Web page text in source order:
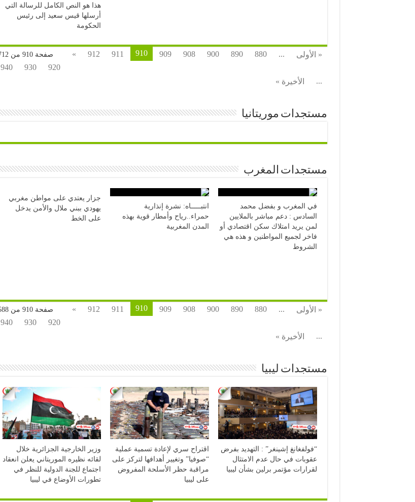
هذا هو النص الكامل للرسالة التي
أرسلها قيس سعيد إلى رئيس
الحكومة
صفحة 910 من 1٬712 « الأولى ...
880
890
900
908
909
910
911
912
»
920
930
940
...
الأخيرة »
مستجدات موريتانيا
مستجدات المغرب
في المغرب و بفضل محمد
السادس : دعم مباشر بالملايين
لمن يريد امتلاك سكن اقتصادي أو
فاخر لجميع المواطنين و هذه هي
الشروط
انتبـــــاه: نشرة إنذارية
حمراء..رياح وأمطار قوية بهذه
المدن المغربية
جزار يعتدي على مواطن مغربي
يهودي ببني ملال والأمن يدخل
على الخط
صفحة 910 من 6٬588 « الأولى ...
880
890
900
908
909
910
911
912
»
920
930
940
...
الأخيرة »
مستجدات ليبيا
“فولفغانغ إشينغر” : التهديد بفرض
عقوبات في حال عدم الامتثال
لقرارات مؤتمر برلين بشأن ليبيا
اقتراح سري لإعادة تسمية عملية
“صوفيا” وتغيير أهدافها لتركز على
مراقبة حظر الأسلحة المفروض
على ليبيا
وزير الخارجية الجزائرية خلال
لقائه نظيره الموريتاني يعلن انعقاد
اجتماع للجنة الدولية للنظر في
تطورات الأوضاع في ليبيا